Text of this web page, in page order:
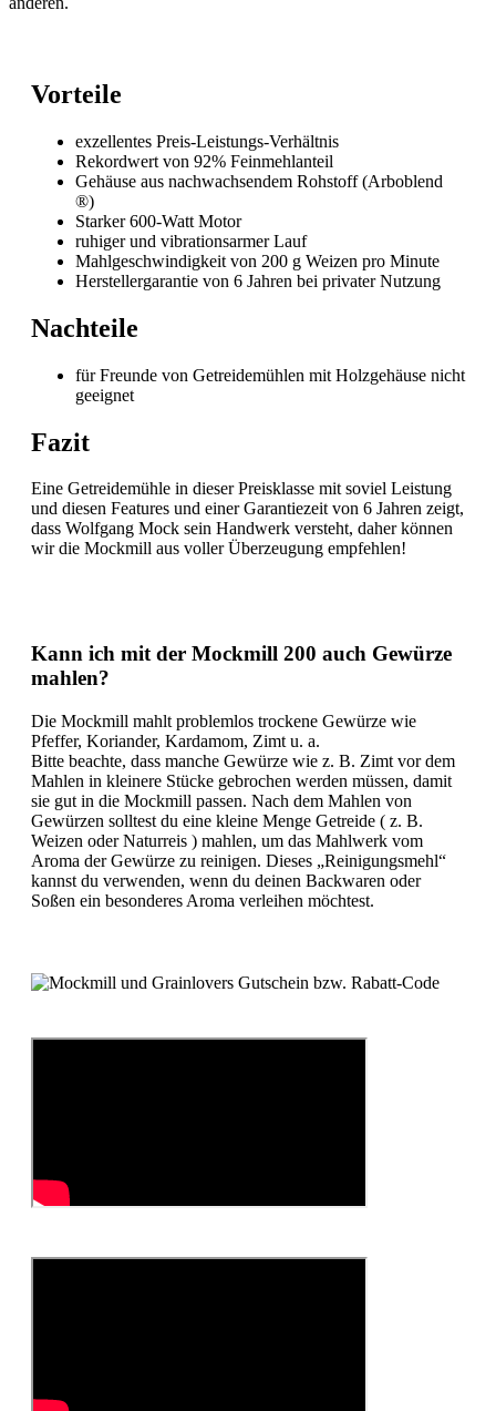
Vorteile
exzellentes Preis-Leistungs-Verhältnis
Rekordwert von 92% Feinmehlanteil
Gehäuse aus nachwachsendem Rohstoff (Arboblend
®)
Starker 600-Watt Motor
ruhiger und vibrationsarmer Lauf
Mahlgeschwindigkeit von 200 g Weizen pro Minute
Herstellergarantie von 6 Jahren bei privater Nutzung
Nachteile
für Freunde von Getreidemühlen mit Holzgehäuse nicht
geeignet
Fazit
Eine Getreidemühle in dieser Preisklasse mit soviel Leistung
und diesen Features und einer Garantiezeit von 6 Jahren zeigt,
dass Wolfgang Mock sein Handwerk versteht, daher können
wir die Mockmill aus voller Überzeugung empfehlen!
Kann ich mit der Mockmill 200 auch Gewürze
mahlen?
Die Mockmill mahlt problemlos trockene Gewürze wie
Pfeffer, Koriander, Kardamom, Zimt u. a.
Bitte beachte, dass manche Gewürze wie z. B. Zimt vor dem
Mahlen in kleinere Stücke gebrochen werden müssen, damit
sie gut in die Mockmill passen. Nach dem Mahlen von
Gewürzen solltest du eine kleine Menge Getreide ( z. B.
Weizen oder Naturreis ) mahlen, um das Mahlwerk vom
Aroma der Gewürze zu reinigen. Dieses „Reinigungsmehl“
kannst du verwenden, wenn du deinen Backwaren oder
Soßen ein besonderes Aroma verleihen möchtest.